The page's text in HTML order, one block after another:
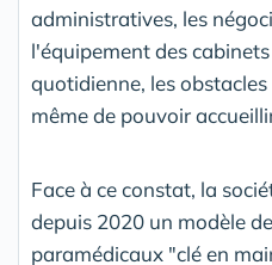
administratives, les
l'équipement des
quotidienne, les
même de pouvoir
Face à ce constat, la
depuis 2020 un modèle
paramédicaux "clé en